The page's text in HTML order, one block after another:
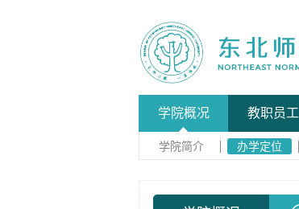
学院概况 教职员工
学院简介 办学定位